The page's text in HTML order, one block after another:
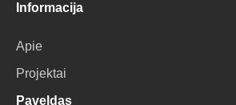
Informacija
Apie
Projektai
Paveldas